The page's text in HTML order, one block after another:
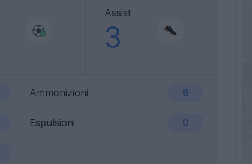
Assist
3
Ammonizioni 6
Espulsioni 0